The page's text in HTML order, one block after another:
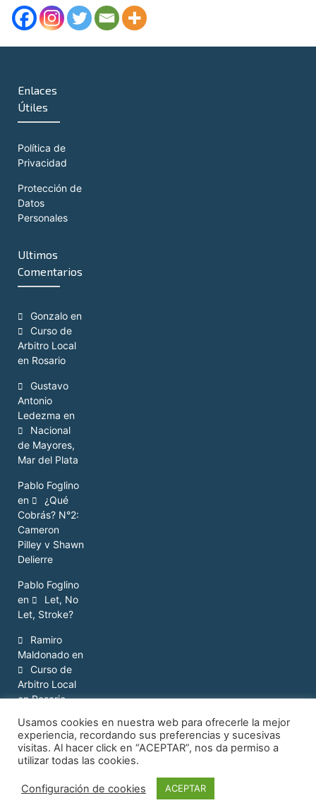
AL:
AWSF:
CA:
CAAS:
CD:
CNE:
EN:
TN:
WSF:
Enlaces
Útiles
Política de
Privacidad
Protección de
Datos
Personales
Ultimos
Comentarios
Gonzalo en
Curso de
Arbitro Local
en Rosario
Gustavo
Antonio
Ledezma en
Nacional
de Mayores,
Mar del Plata
Pablo Foglino
en
¿Qué
Cobrás? N°2:
Cameron
Pilley v Shawn
Delierre
Pablo Foglino
en
Let, No
Let, Stroke?
Ramiro
Maldonado en
Curso de
Arbitro Local
en Rosario
© 2017.
Usamos cookies en nuestra web para ofrecerle la mejor
experiencia, recordando sus preferencias y sucesivas
visitas. Al hacer click en “ACEPTAR”, nos da permiso a
utilizar todas las cookies.
Configuración de cookies ACEPTAR